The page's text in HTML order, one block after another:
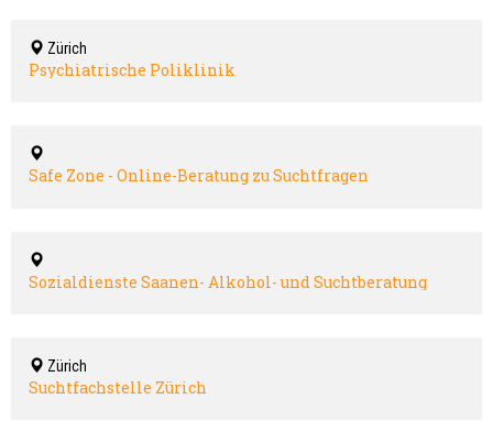
Zürich
Psychiatrische Poliklinik
Safe Zone - Online-Beratung zu Suchtfragen
Sozialdienste Saanen- Alkohol- und Suchtberatung
Zürich
Suchtfachstelle Zürich